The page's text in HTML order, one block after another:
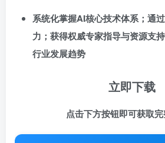
系统化掌握AI核心技术体系；通
力；获得权威专家指导与资源支
行业发展趋势
立即下载
点击下方按钮即可获取完